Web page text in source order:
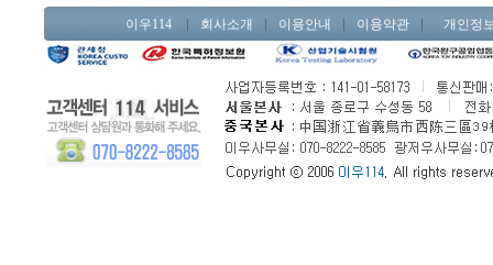
이우114 회사소개 이용안내 이용약관 개인정